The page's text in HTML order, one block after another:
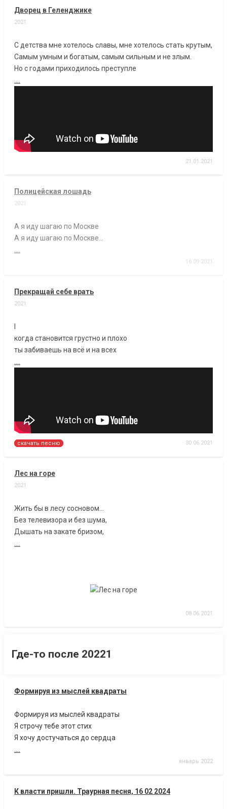
Дворец в Геленджике
2021
С детства мне хотелось славы, мне хотелось стать крутым,
Самым умным и богатым, самым сильным и не злым.
Но с годами приходилось преступле
21.01.2021
Полицейская лошадь
2021
А я иду шагаю по Москве
А я иду шагаю по Москве…
16.09.2021
Прекращай себе врать
2021
когда становится грустно и плохо
ты забиваешь на всё и на всех
скачать песню 30.06.2021
Лес на горе
2021
Жить бы в лесу сосновом...
Без телевизора и без шума,
Дышать на закате бризом,
08.06.2021
Где-то после 20221
Формируя из мыслей квадраты
Формируя из мыслей квадраты
Я строчу тебе этот стих
Я хочу достучаться до сердца
январь 2022
К власти пришли. Траурная песня, 16 02 2024